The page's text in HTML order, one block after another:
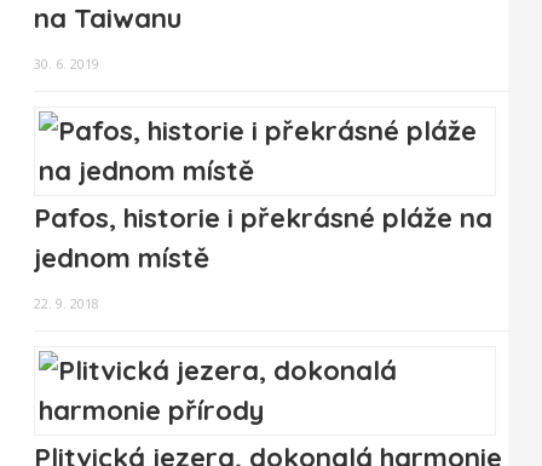
na Taiwanu
30. 6. 2019
Pafos, historie i překrásné pláže na
jednom místě
22. 9. 2018
Plitvická jezera, dokonalá harmonie